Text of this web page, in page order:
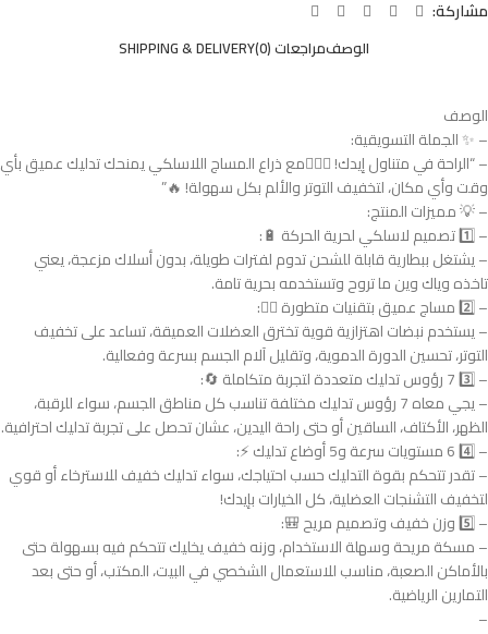
مشاركة:
الوصفمراجعات (0) SHIPPING & DELIVERY
الوصف
– ✨ الجملة التسويقية:
– “الراحة في متناول إيدك! 💆‍♂️✨مع ذراع المساج اللاسلكي يمنحك تدليك عميق بأي
وقت وأي مكان، لتخفيف التوتر والألم بكل سهولة! 🔥”
– 💡 مميزات المنتج:
– 1️⃣ تصميم لاسلكي لحرية الحركة 🔋:
– يشتغل ببطارية قابلة للشحن تدوم لفترات طويلة، بدون أسلاك مزعجة، يعني
تاخذه وياك وين ما تروح وتستخدمه بحرية تامة.
– 2️⃣ مساج عميق بتقنيات متطورة 💆‍♀️:
– يستخدم نبضات اهتزازية قوية تخترق العضلات العميقة، تساعد على تخفيف
التوتر، تحسين الدورة الدموية، وتقليل آلام الجسم بسرعة وفعالية.
– 3️⃣ 7 رؤوس تدليك متعددة لتجربة متكاملة 🔄:
– يجي معاه 7 رؤوس تدليك مختلفة تناسب كل مناطق الجسم، سواء للرقبة،
الظهر، الأكتاف، الساقين أو حتى راحة اليدين، عشان تحصل على تجربة تدليك احترافية.
– 4️⃣ 6 مستويات سرعة و5 أوضاع تدليك ⚡:
– تقدر تتحكم بقوة التدليك حسب احتياجك، سواء تدليك خفيف للاسترخاء أو قوي
لتخفيف التشنجات العضلية، كل الخيارات بإيدك!
– 5️⃣ وزن خفيف وتصميم مريح 🎒:
– مسكة مريحة وسهلة الاستخدام، وزنه خفيف يخليك تتحكم فيه بسهولة حتى
بالأماكن الصعبة، مناسب للاستعمال الشخصي في البيت، المكتب، أو حتى بعد
التمارين الرياضية.
–